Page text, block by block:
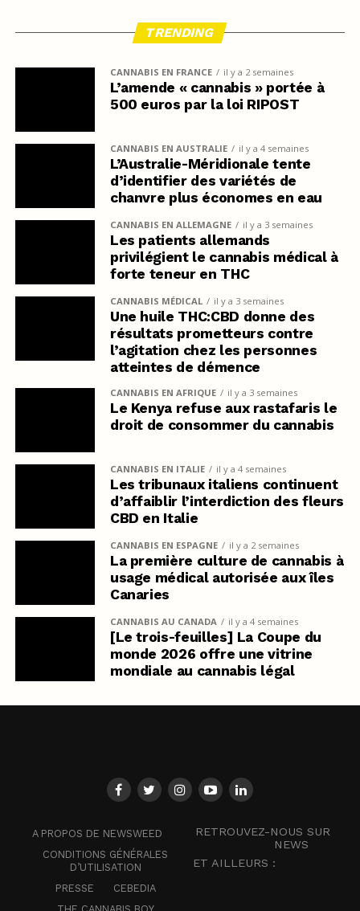
TRENDING
CANNABIS EN FRANCE il y a 2 semaines
L’amende « cannabis » portée à
500 euros par la loi RIPOST
CANNABIS EN AUSTRALIE il y a 4 semaines
L’Australie-Méridionale tente
d’identifier des variétés de
chanvre plus économes en eau
CANNABIS EN ALLEMAGNE il y a 3 semaines
Les patients allemands
privilégient le cannabis médical à
forte teneur en THC
CANNABIS MÉDICAL il y a 3 semaines
Une huile THC:CBD donne des
résultats prometteurs contre
l’agitation chez les personnes
atteintes de démence
CANNABIS EN AFRIQUE il y a 3 semaines
Le Kenya refuse aux rastafaris le
droit de consommer du cannabis
CANNABIS EN ITALIE il y a 4 semaines
Les tribunaux italiens continuent
d’affaiblir l’interdiction des fleurs
CBD en Italie
CANNABIS EN ESPAGNE il y a 2 semaines
La première culture de cannabis à
usage médical autorisée aux îles
Canaries
CANNABIS AU CANADA il y a 4 semaines
[Le trois-feuilles] La Coupe du
monde 2026 offre une vitrine
mondiale au cannabis légal
A PROPOS DE NEWSWEED
CONDITIONS GÉNÉRALES
D’UTILISATION
PRESSE
CEBEDIA
RETROUVEZ-NOUS SUR
NEWS
ET AILLEURS :